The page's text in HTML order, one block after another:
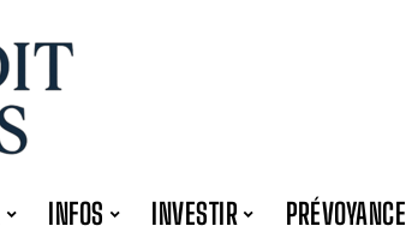
INFOS INVESTIR PRÉVOYANCE